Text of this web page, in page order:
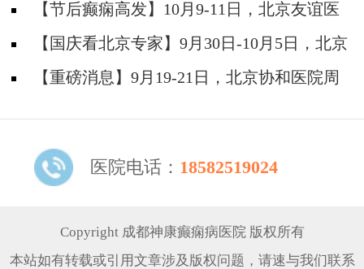
神经内科胡颖教授亲临成都会诊，破解癫痫疑难
【节后癫痫高发】10月9-11日，北京友谊医
院陈葵博士免费会诊+治疗援助，破解癫痫难
题！
【国庆看北京专家】9月30日-10月5日，北京
天坛&首钢医院两大专家蓉城亲诊+癫痫大额救
【重磅消息】9月19-21日，北京协和医院周
线！
医院电话： 18582519024
Copyright 成都神康癫痫病医院 版权所有
本站如有转载或引用文章涉及版权问题，请速与我们联系